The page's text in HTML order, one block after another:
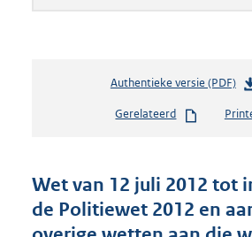
Authentieke versie (PDF)b
s
d
s
g
Gerelateerd
Wet van 12 juli 2012 tot
de Politiewet 2012 en